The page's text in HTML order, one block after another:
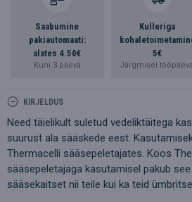
Saabumine
pakiautomaati:
alates 4.50€
Kuni 3 päeva
Kulleriga
5€
Järgmisel
KIRJELDUS
Need täielikult suletud vedeliktäitega
suurust ala sääskede eest.
Thermacelli sääsepeletajates. Koos
sääsepeletajaga kasutamisel pakub
sääsekaitset nii teile kui ka teid